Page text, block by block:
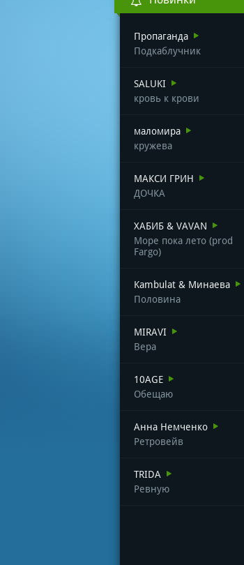
Пропаганда
Подкаблучник
SALUKI
кровь к крови
маломира
кружева
МАКСИ ГРИН
ДОЧКА
ХАБИБ & VAVAN
Море пока лето (prod
Fargo)
Kambulat & Минаева
Половина
MIRAVI
Вера
10AGE
Обещаю
Анна Немченко
Ретровейв
TRIDA
Ревную